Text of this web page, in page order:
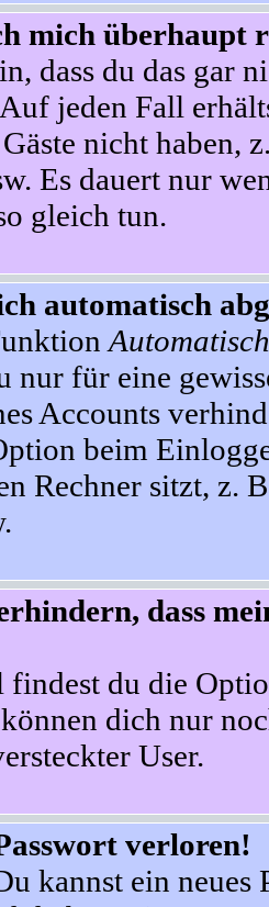
mich überhaupt
dass du das gar
jeden Fall
nicht haben,
Es dauert nur
gleich tun.
automatisch
nur für eine
Accounts
beim
Rechner sitzt, z.
dass
findest du die
dich nur
User.
verloren!
kannst ein neues